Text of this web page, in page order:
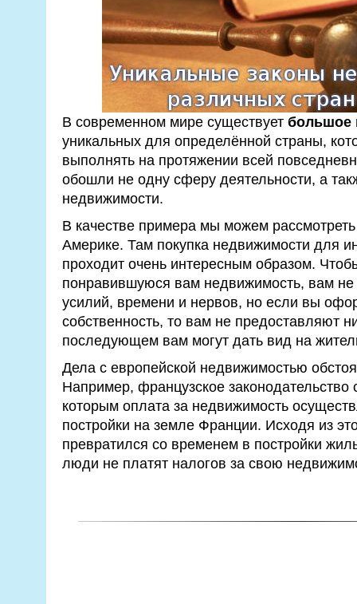
В современном мире существует большое
уникальных для определённой страны,
выполнять на протяжении всей
обошли не одну сферу деятельности, а
недвижимости.
В качестве примера мы можем
Америке. Там покупка недвижимости для
проходит очень интересным образом.
понравившуюся вам недвижимость, вам не
усилий, времени и нервов, но если вы
собственность, то вам не предоставляют
последующем вам могут дать вид на
Дела с европейской недвижимостью
Например, французское законодательство
которым оплата за недвижимость
постройки на земле Франции. Исходя из
превратился со временем в постройки
люди не платят налогов за свою